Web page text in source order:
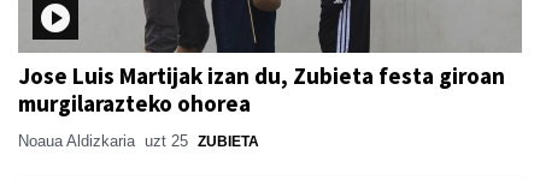
Jose Luis Martijak izan du, Zubieta festa giroan
murgilarazteko ohorea
Noaua Aldizkaria uzt 25 ZUBIETA